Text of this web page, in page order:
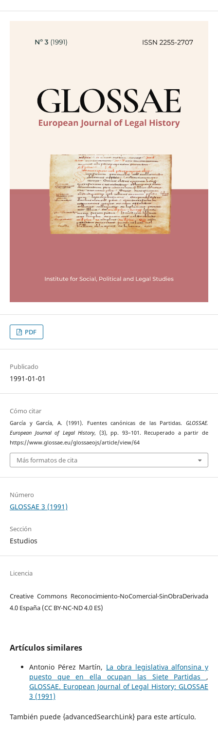
PDF
Publicado
1991-01-01
Cómo citar
García y García, A. (1991). Fuentes canónicas de las Partidas.GLOSSAE.
European Journal of Legal History, (3), pp. 93–101. Recuperado a partir de
https://www.glossae.eu/glossaeojs/article/view/64
Más formatos de cita
Número
GLOSSAE 3 (1991)
Sección
Estudios
Licencia
Creative Commons Reconocimiento-NoComercial-SinObraDerivada
4.0 España (CC BY-NC-ND 4.0 ES)
Artículos similares
Antonio Pérez Martín, La obra legislativa alfonsina y
puesto que en ella ocupan las Siete Partidas ,
GLOSSAE. European Journal of Legal History: GLOSSAE
3 (1991)
También puede {advancedSearchLink} para este artículo.